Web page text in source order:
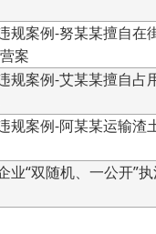
双随机、一公开”执法检查